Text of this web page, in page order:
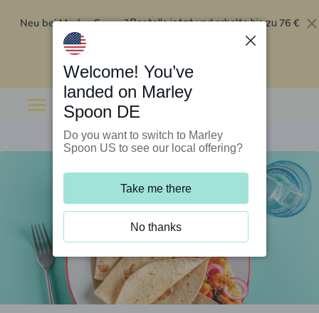
Neu bei Marley Spoon?Bestelle jetzt und erhalte bis zu 76 €
Rabatt auf deine ersten fünf Boxen
Welcome! You’ve
landed on Marley
Spoon DE
Do you want to switch to Marley
Spoon US to see our local offering?
Take me there
No thanks